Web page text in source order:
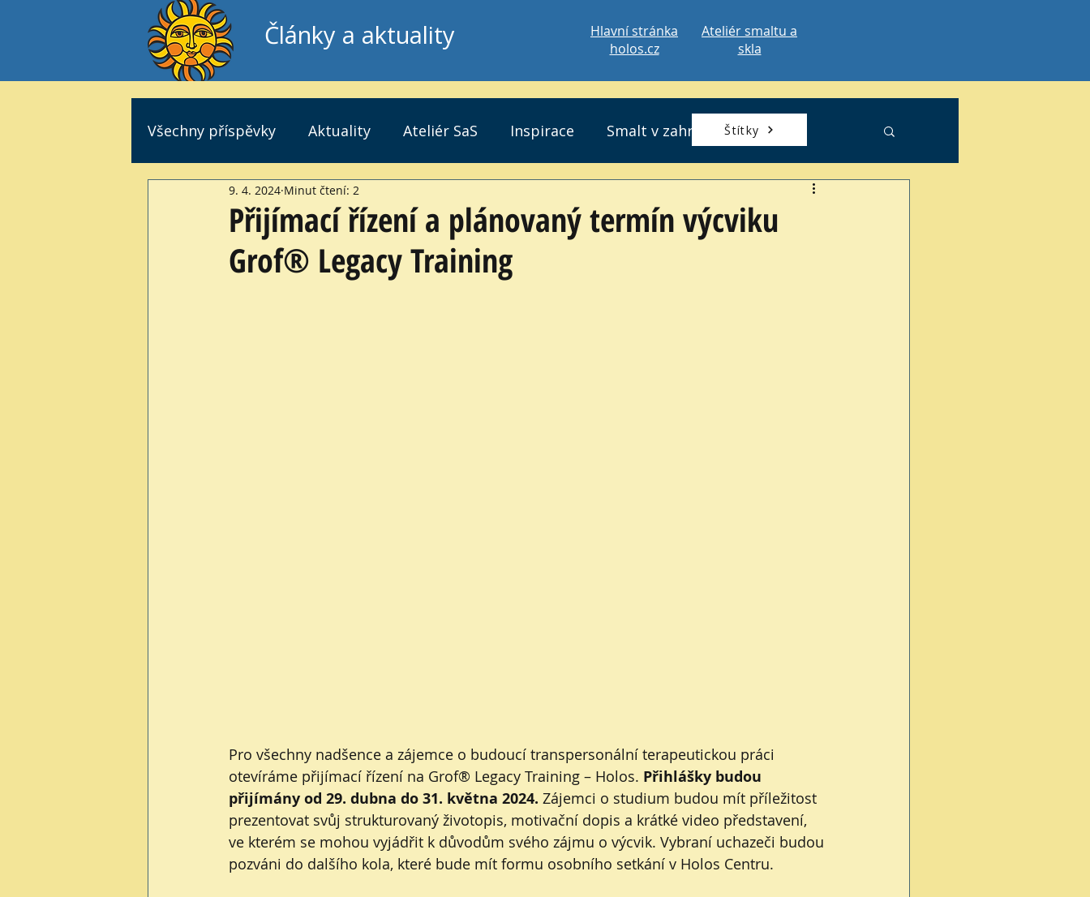
Články a aktuality
Hlavní stránka
holos.cz
Ateliér smaltu a
skla
Všechny příspěvky Aktuality Ateliér SaS Inspirace Smalt v zahradě
Přijímací řízení a plánovaný termín výcviku
Grof® Legacy Training
9. 4. 2024 Minut čtení: 2
Pro všechny nadšence a zájemce o budoucí transpersonální terapeutickou práci
otevíráme přijímací řízení na Grof® Legacy Training – Holos. Přihlášky budou
přijímány od 29. dubna do 31. května 2024. Zájemci o studium budou mít příležitost
prezentovat svůj strukturovaný životopis, motivační dopis a krátké video představení,
ve kterém se mohou vyjádřit k důvodům svého zájmu o výcvik. Vybraní uchazeči budou
pozváni do dalšího kola, které bude mít formu osobního setkání v Holos Centru.
Štítky